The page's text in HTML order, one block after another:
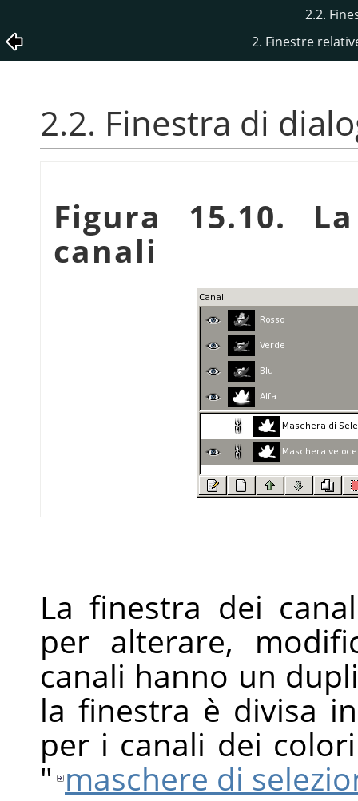
2.2.
2. Finestre
2.2. Finestra di
Figura 15.10.
canali
La finestra dei
per alterare,
canali hanno un
la finestra è divisa
per i canali dei
" maschere di